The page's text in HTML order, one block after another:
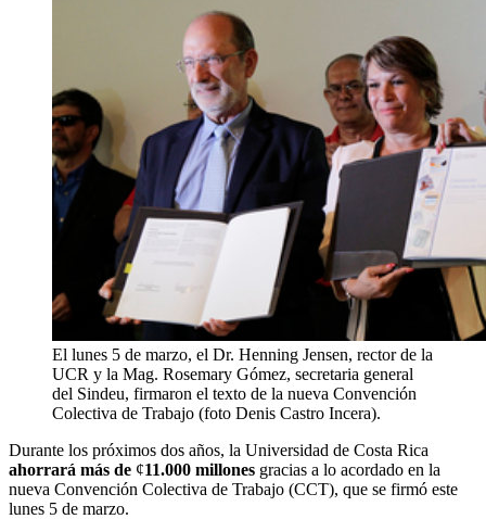
El lunes 5 de marzo, el Dr. Henning Jensen, rector de la
UCR y la Mag. Rosemary Gómez, secretaria general
del Sindeu, firmaron el texto de la nueva Convención
Colectiva de Trabajo (foto Denis Castro Incera).
Durante los próximos dos años, la Universidad de Costa Rica
ahorrará más de ¢11.000 millones gracias a lo acordado en la
nueva Convención Colectiva de Trabajo (CCT), que se firmó este
lunes 5 de marzo.